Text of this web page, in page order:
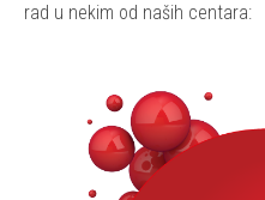
rad u nekim od naših centara: